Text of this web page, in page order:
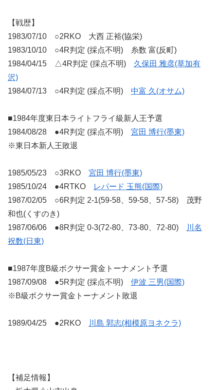
【戦歴】
1983/07/10 ○2RKO 大西 正裕(協栄)
1983/10/10 ○4R判定 (採点不明) 糸数 富(反町)
1984/04/15 △4R判定 (採点不明) 久保田 雅彦(草加有
沢)
1984/07/13 ○4R判定 (採点不明) 中富 久(オサム)
■1984年度東日本ライトフライ級新人王予選
1984/08/28 ●4R判定 (採点不明) 宮田 博行(墨東)
※東日本新人王敗退
1985/05/23 ○3RKO 宮田 博行(墨東)
1985/10/24 ●4RTKO
レパード 玉熊(国際)
1987/02/05 ○6R判定 2-1(59-58、59-58、57-58) 茂野
和也(くすのき)
1987/06/06 ●8R判定 0-3(72-80、73-80、72-80)
川名
祝数(日東)
■1987年度B級ボクサー賞金トーナメント予選
1987/09/08 ●5R判定 (採点不明) 伊波 三男(国際)
※B級ボクサー賞金トーナメント敗退
1989/04/25 ●2RKO 川島 郭志(相模原ヨネクラ)
【補足情報】